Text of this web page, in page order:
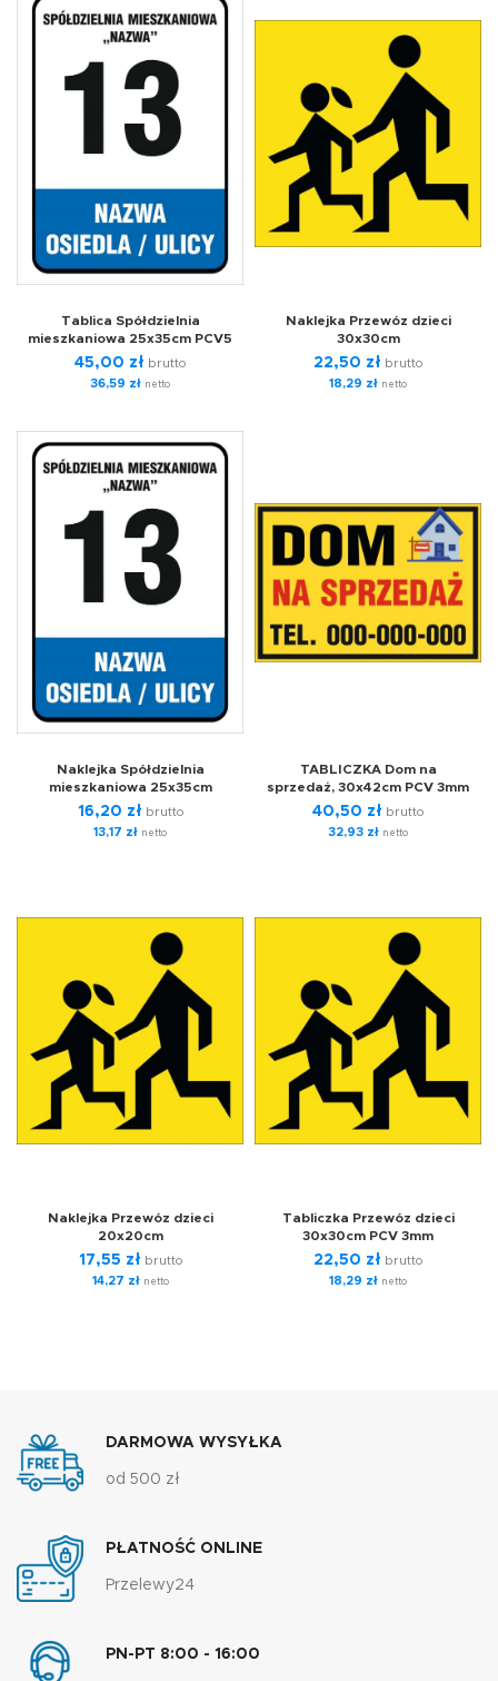
Tablica Spółdzielnia
mieszkaniowa 25x35cm PCV5
45,00 zł brutto
36,59 zł netto
Naklejka Przewóz dzieci
30x30cm
22,50 zł brutto
18,29 zł netto
Naklejka Spółdzielnia
mieszkaniowa 25x35cm
16,20 zł brutto
13,17 zł netto
TABLICZKA Dom na
sprzedaż, 30x42cm PCV 3mm
40,50 zł brutto
32,93 zł netto
Naklejka Przewóz dzieci
20x20cm
17,55 zł brutto
14,27 złnetto
Tabliczka Przewóz dzieci
30x30cm PCV 3mm
22,50 zł brutto
18,29 zł netto
DARMOWA WYSYŁKA
od 500 zł
PŁATNOŚĆ ONLINE
Przelewy24
PN-PT 8:00 - 16:00